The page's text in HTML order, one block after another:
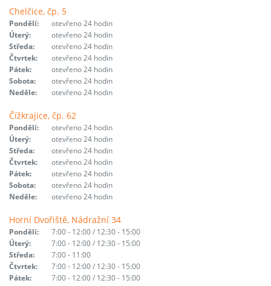
Chelčice, čp. 5
Pondělí:
otevřeno 24 hodin
Úterý:
otevřeno 24 hodin
Středa:
otevřeno 24 hodin
Čtvrtek:
otevřeno 24 hodin
Pátek:
otevřeno 24 hodin
Sobota:
otevřeno 24 hodin
Neděle:
otevřeno 24 hodin
Čížkrajice, čp. 62
Pondělí:
otevřeno 24 hodin
Úterý:
otevřeno 24 hodin
Středa:
otevřeno 24 hodin
Čtvrtek:
otevřeno 24 hodin
Pátek:
otevřeno 24 hodin
Sobota:
otevřeno 24 hodin
Neděle:
otevřeno 24 hodin
Horní Dvořiště, Nádražní 34
Pondělí:
7:00 - 12:00 / 12:30 - 15:00
Úterý:
7:00 - 12:00 / 12:30 - 15:00
Středa:
7:00 - 11:00
Čtvrtek:
7:00 - 12:00 / 12:30 - 15:00
Pátek:
7:00 - 12:00 / 12:30 - 15:00